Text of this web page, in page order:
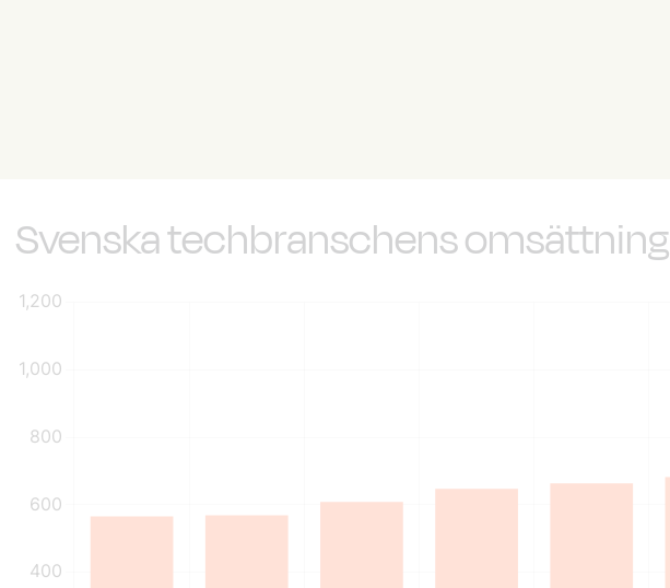
Svenska techbranschens omsättning